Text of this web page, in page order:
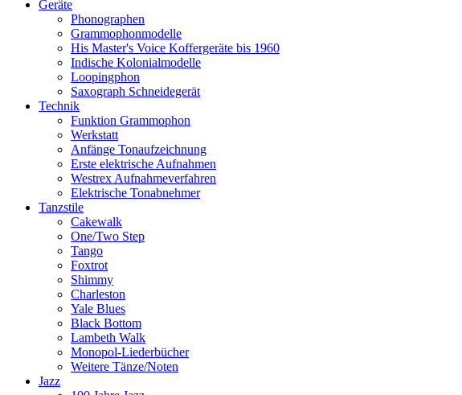
Geräte
Phonographen
Grammophonmodelle
His Master's Voice Koffergeräte bis 1960
Indische Kolonialmodelle
Loopingphon
Saxograph Schneidegerät
Technik
Funktion Grammophon
Werkstatt
Anfänge Tonaufzeichnung
Erste elektrische Aufnahmen
Westrex Aufnahmeverfahren
Elektrische Tonabnehmer
Tanzstile
Cakewalk
One/Two Step
Tango
Foxtrot
Shimmy
Charleston
Yale Blues
Black Bottom
Lambeth Walk
Monopol-Liederbücher
Weitere Tänze/Noten
Jazz